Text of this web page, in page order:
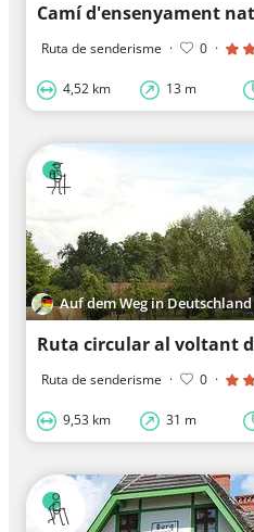
Ruta de senderisme · 0 ·
4,52 km 13 m
Auf dem Weg in Deutschland
Ruta de senderisme · 0 ·
9,53 km 31 m